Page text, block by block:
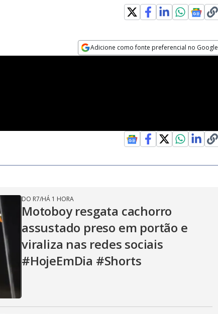
Adicione como fonte preferencial no Google
DO R7/HÁ 1 HORA
Motoboy resgata cachorro
assustado preso em portão e
viraliza nas redes sociais
#HojeEmDia #Shorts